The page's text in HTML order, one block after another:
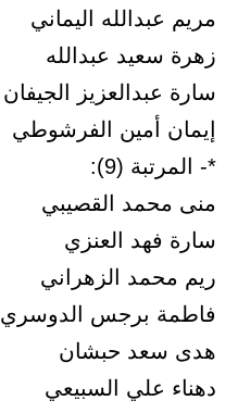
مريم عبدالله اليماني
زهرة سعيد عبدالله
سارة عبدالعزيز الجيفان
إيمان أمين الفرشوطي
*- المرتبة (9):
منى محمد القصيبي
سارة فهد العنزي
ريم محمد الزهراني
فاطمة برجس الدوسري
هدى سعد حبشان
دهناء علي السبيعي